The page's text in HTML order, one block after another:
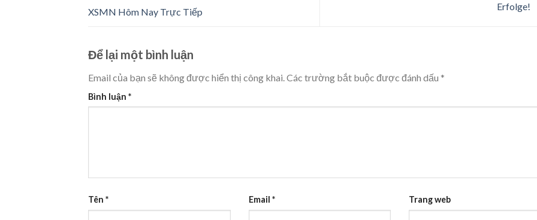
XSMN Hôm Nay Trực Tiếp
Erfolge!
Để lại một bình luận
Email của bạn sẽ không được hiển thị công khai. Các trường bắt buộc được đánh dấu *
Bình luận *
Tên * Email * Trang web